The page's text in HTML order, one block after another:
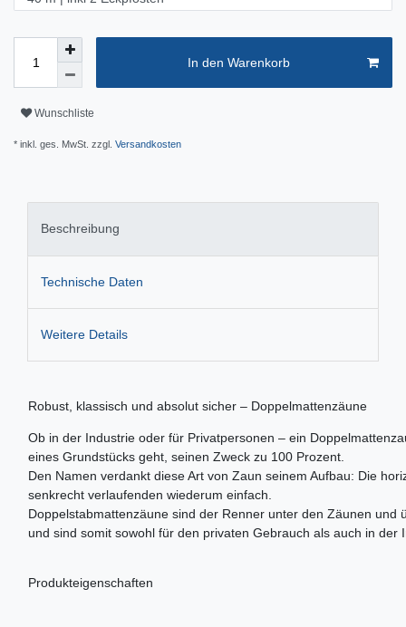
In den Warenkorb
Wunschliste
* inkl. ges. MwSt. zzgl. Versandkosten
Beschreibung
Technische Daten
Weitere Details
Robust, klassisch und absolut sicher – Doppelmattenzäune
Ob in der Industrie oder für Privatpersonen – ein
eines Grundstücks geht, seinen Zweck zu 100 Prozent.
Den Namen verdankt diese Art von Zaun seinem Aufbau: Die
senkrecht verlaufenden wiederum einfach.
Doppelstabmattenzäune sind der Renner unter den Zäunen
und sind somit sowohl für den privaten Gebrauch als auch in
Produkteigenschaften